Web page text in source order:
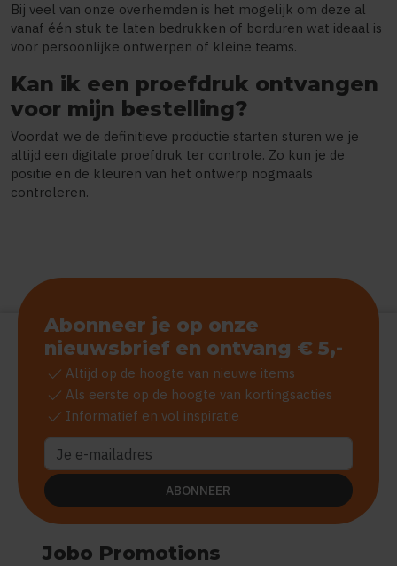
Bij veel van onze overhemden is het mogelijk om deze al
vanaf één stuk te laten bedrukken of borduren wat ideaal is
voor persoonlijke ontwerpen of kleine teams.
Kan ik een proefdruk ontvangen
voor mijn bestelling?
Voordat we de definitieve productie starten sturen we je
altijd een digitale proefdruk ter controle. Zo kun je de
positie en de kleuren van het ontwerp nogmaals
controleren.
Jobo Promotions
Abonneer je op onze
nieuwsbrief en ontvang € 5,-
check Altijd op de hoogte van nieuwe items
check Als eerste op de hoogte van kortingsacties
check Informatief en vol inspiratie
ABONNEER